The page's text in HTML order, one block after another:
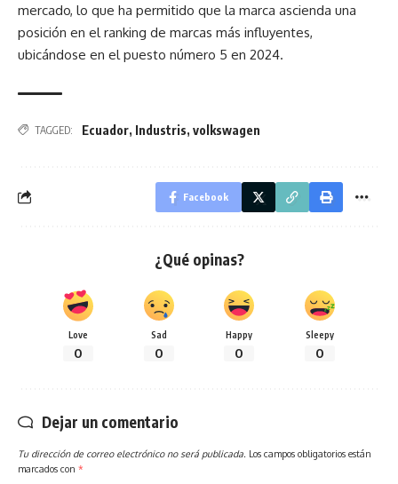
mercado, lo que ha permitido que la marca ascienda una
posición en el ranking de marcas más influyentes,
ubicándose en el puesto número 5 en 2024.
TAGGED: Ecuador, Industris, volkswagen
Facebook
¿Qué opinas?
Love
0
Sad
0
Happy
0
Sleepy
0
Dejar un comentario
Tu dirección de correo electrónico no será publicada. Los campos obligatorios están
marcados con *